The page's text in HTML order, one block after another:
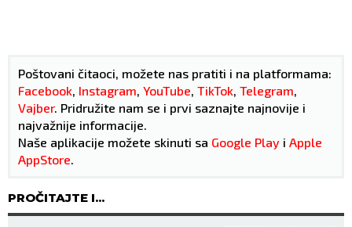
Poštovani čitaoci, možete nas pratiti i na platformama:
Facebook, Instagram, YouTube, TikTok, Telegram,
Vajber. Pridružite nam se i prvi saznajte najnovije i
najvažnije informacije.
Naše aplikacije možete skinuti sa Google Play i Apple
AppStore.
PROČITAJTE I...